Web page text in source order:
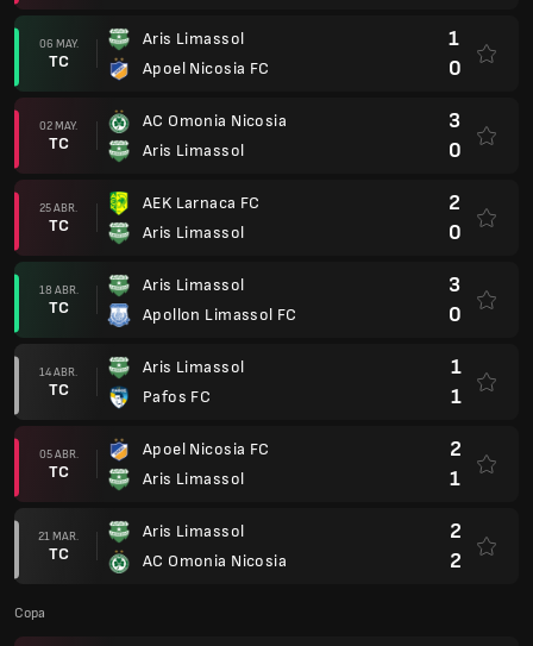
06 MAY.
TC
Aris Limassol
Apoel Nicosia FC
1
0
02 MAY.
TC
AC Omonia Nicosia
Aris Limassol
3
0
25 ABR.
TC
AEK Larnaca FC
Aris Limassol
2
0
18 ABR.
TC
Aris Limassol
Apollon Limassol FC
3
0
14 ABR.
TC
Aris Limassol
Pafos FC
1
1
05 ABR.
TC
Apoel Nicosia FC
Aris Limassol
2
1
21 MAR.
TC
Aris Limassol
AC Omonia Nicosia
2
2
Copa